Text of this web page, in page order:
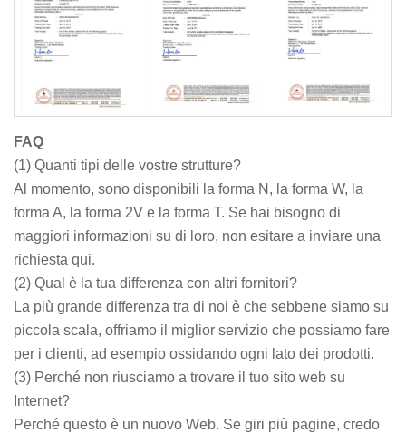
FAQ
(1) Quanti tipi delle vostre strutture?
Al momento, sono disponibili la forma N, la forma W, la
forma A, la forma 2V e la forma T. Se hai bisogno di
maggiori informazioni su di loro, non esitare a inviare una
richiesta qui.
(2) Qual è la tua differenza con altri fornitori?
La più grande differenza tra di noi è che sebbene siamo su
piccola scala, offriamo il miglior servizio che possiamo fare
per i clienti, ad esempio ossidando ogni lato dei prodotti.
(3) Perché non riusciamo a trovare il tuo sito web su
Internet?
Perché questo è un nuovo Web. Se giri più pagine, credo